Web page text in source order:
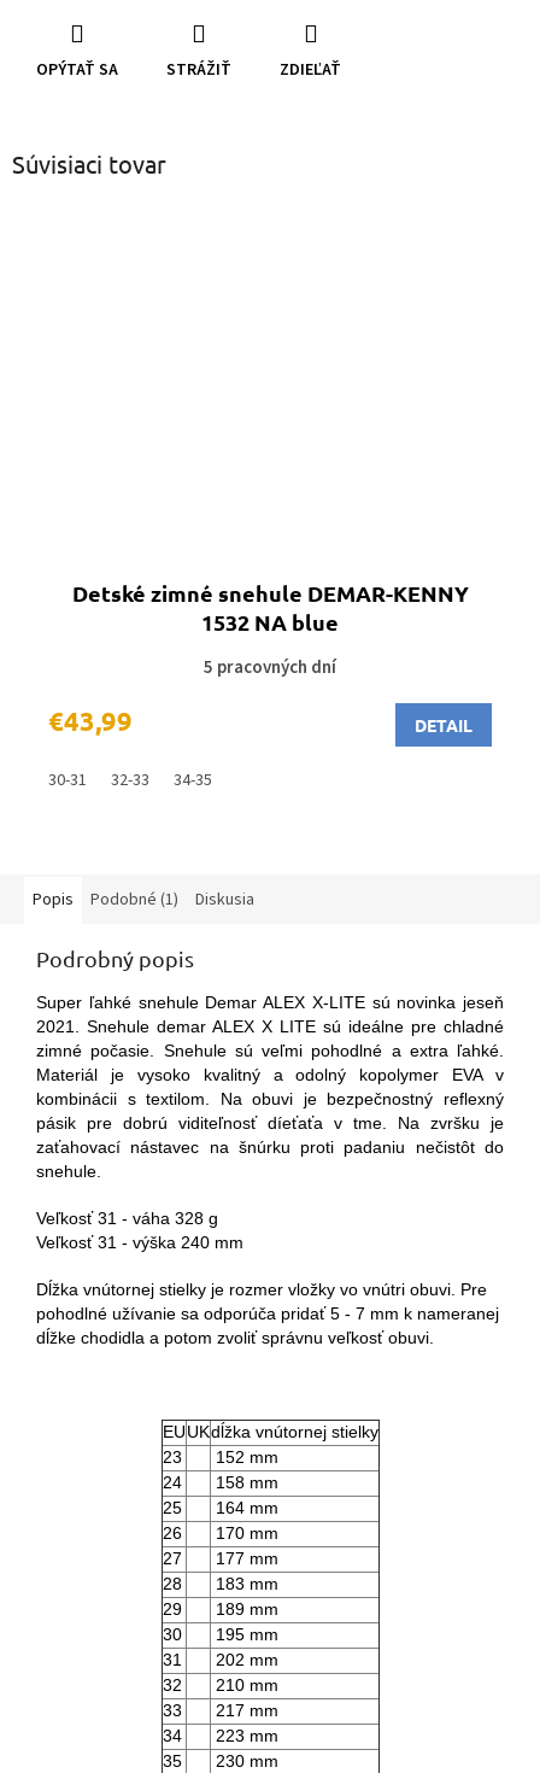
OPÝTAŤ SA STRÁŽIŤ ZDIEĽAŤ
Súvisiaci tovar
Detské zimné snehule DEMAR-KENNY
1532 NA blue
5 pracovných dní
€43,99 DETAIL
30-31 32-33 34-35
Popis Podobné (1) Diskusia
Podrobný popis
Super ľahké snehule Demar ALEX X-LITE sú novinka jeseň
2021. Snehule demar ALEX X LITE sú ideálne pre chladné
zimné počasie. Snehule sú veľmi pohodlné a extra ľahké.
Materiál je vysoko kvalitný a odolný kopolymer EVA v
kombinácii s textilom. Na obuvi je bezpečnostný reflexný
pásik pre dobrú viditeľnosť díeťaťa v tme. Na zvršku je
zaťahovací nástavec na šnúrku proti padaniu nečistôt do
snehule.
Veľkosť 31 - váha 328 g
Veľkosť 31 - výška 240 mm
Dĺžka vnútornej stielky je rozmer vložky vo vnútri obuvi. Pre
pohodlné užívanie sa odporúča pridať 5 - 7 mm k nameranej
dĺžke chodidla a potom zvoliť správnu veľkosť obuvi.
EUUKdĺžka vnútornej stielky
23
152 mm
24
158 mm
25
164 mm
26
170 mm
27
177 mm
28
183 mm
29
189 mm
30
195 mm
31
202 mm
32
210 mm
33
217 mm
34
223 mm
35
230 mm